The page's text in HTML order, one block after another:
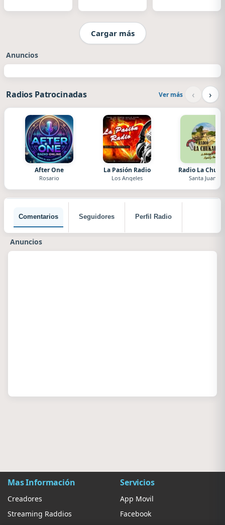
Cargar más
Anuncios
Radios Patrocinadas Ver más ‹ ›
After One
Rosario
La Pasión Radio
Los Angeles
Radio La
Santa Juana
Comentarios Seguidores Perfil Radio
Anuncios
Mas Información
Creadores
Streaming Raddios
Servicios
App Movil
Facebook